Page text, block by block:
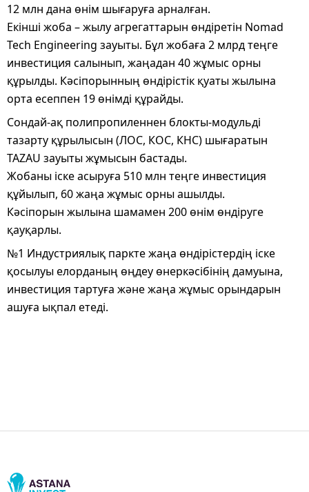
12 млн дана өнім шығаруға арналған.
Екінші жоба – жылу агрегаттарын өндіретін Nomad
Tech Engineering зауыты. Бұл жобаға 2 млрд теңге
инвестиция салынып, жаңадан 40 жұмыс орны
құрылды. Кәсіпорынның өндірістік қуаты жылына
орта есеппен 19 өнімді құрайды.
Сондай-ақ полипропиленнен блокты-модульді
тазарту құрылысын (ЛОС, КОС, КНС) шығаратын
TAZAU зауыты жұмысын бастады.
Жобаны іске асыруға 510 млн теңге инвестиция
құйылып, 60 жаңа жұмыс орны ашылды.
Кәсіпорын жылына шамамен 200 өнім өндіруге
қауқарлы.
№1 Индустриялық паркте жаңа өндірістердің іске
қосылуы елорданың өңдеу өнеркәсібінің дамуына,
инвестиция тартуға және жаңа жұмыс орындарын
ашуға ықпал етеді.